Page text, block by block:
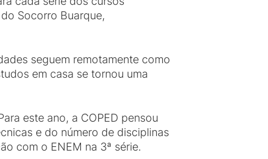
Socorro Buarque,
seguem remotamente como
em casa se tornou uma
este ano, a COPED pensou
e do número de disciplinas
com o ENEM na 3ª série.